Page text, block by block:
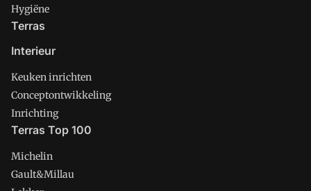
Hygiëne
Terras
Interieur
Keuken inrichten
Conceptontwikkeling
Inrichting
Terras Top 100
Michelin
Gault&Millau